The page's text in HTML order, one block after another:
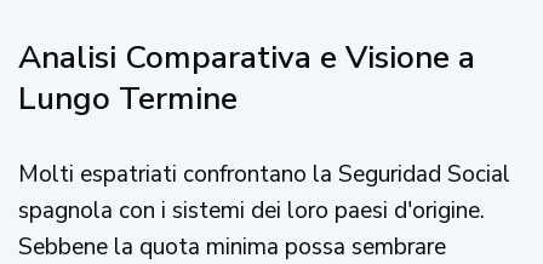
Analisi Comparativa e Visione a
Lungo Termine
Molti espatriati confrontano la Seguridad Social
spagnola con i sistemi dei loro paesi d'origine.
Sebbene la quota minima possa sembrare